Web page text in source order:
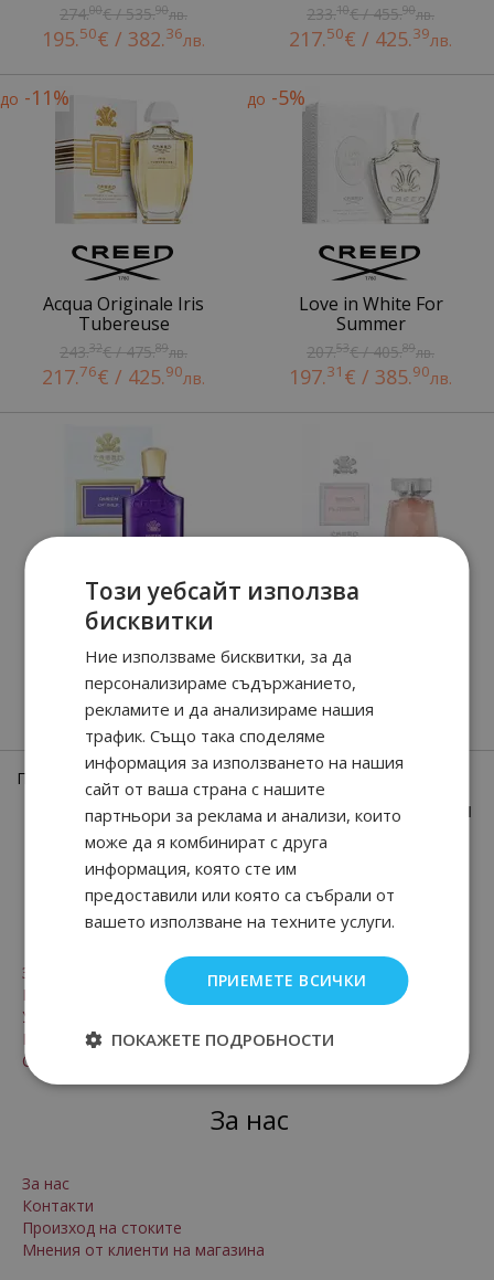
274.00€ / 535.90лв.
195.50€ / 382.36лв.
233.10€ / 455.90лв.
217.50€ / 425.39лв.
до -11%
Acqua Originale Iris
Tubereuse
243.32€ / 475.89лв.
217.76€ / 425.90лв.
до -5%
Love in White For
Summer
207.53€ / 405.89лв.
197.31 € / 385.90лв.
90€ / 484.85 лв. 245.90€ / 480.
Показани - (всичко
1
За клиенти
Заплащане и доставка
Безопасност
Условия за ползване
Рекламации и право на връщане
Онлайн решаване на спорове
За нас
За нас
Контакти
Произход на стоките
Мнения от клиенти на магазина
Този уебсайт използва
бисквитки
Ние използваме бисквитки, за да
персонализираме съдържанието,
рекламите и да анализираме нашия
трафик. Също така споделяме
информация за използването на нашия
сайт от ваша страна с нашите
партньори за реклама и анализи, които
може да я комбинират с друга
информация, която сте им
предоставили или която са събрали от
вашето използване на техните услуги.
ПРИЕМЕТЕ ВСИЧКИ
ПОКАЖЕТЕ ПОДРОБНОСТИ